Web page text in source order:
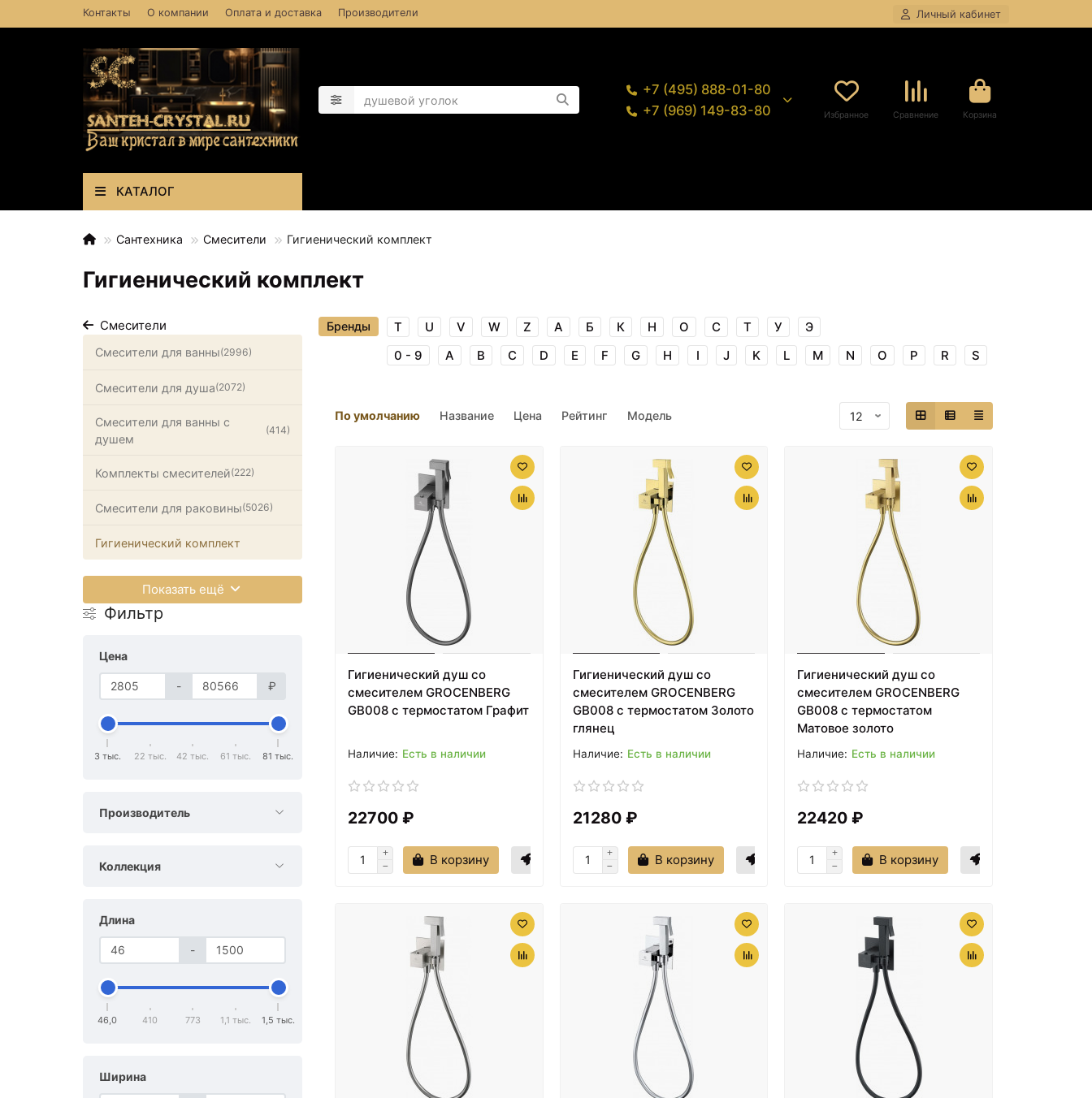
Контакты О компании Оплата и доставка Производители Личный кабинет
+7 (495) 888-01-80
+7 (969) 149-83-80
Избранное Сравнение Корзина
КАТАЛОГ
Сантехника Смесители Гигиенический комплект
Гигиенический комплект
Смесители
Смесители для ванны(2996)
Смесители для душа(2072)
Смесители для ванны с
душем
(414)
Комплекты смесителей(222)
Смесители для раковины(5026)
Гигиенический комплект
Показать ещё
Фильтр
Цена
- ₽
3 тыс. 22 тыс. 42 тыс. 61 тыс. 81 тыс.
Производитель
Коллекция
Длина
-
46,0 410 773 1,1 тыс. 1,5 тыс.
Ширина
Бренды
0 - 9 A B C D E F G H I J K L M N O P R S
T U V W Z А Б К Н О С Т У Э
По умолчанию Название Цена Рейтинг Модель
Гигиенический душ со
смесителем GROCENBERG
GB008 с термостатом Графит
Есть в наличии
22700 ₽
В корзину
Гигиенический душ со
смесителем GROCENBERG
GB008 с термостатом Золото
глянец
Есть в наличии
21280 ₽
В корзину
Гигиенический душ со
смесителем GROCENBERG
GB008 с термостатом
Матовое золото
Есть в наличии
22420 ₽
В корзину